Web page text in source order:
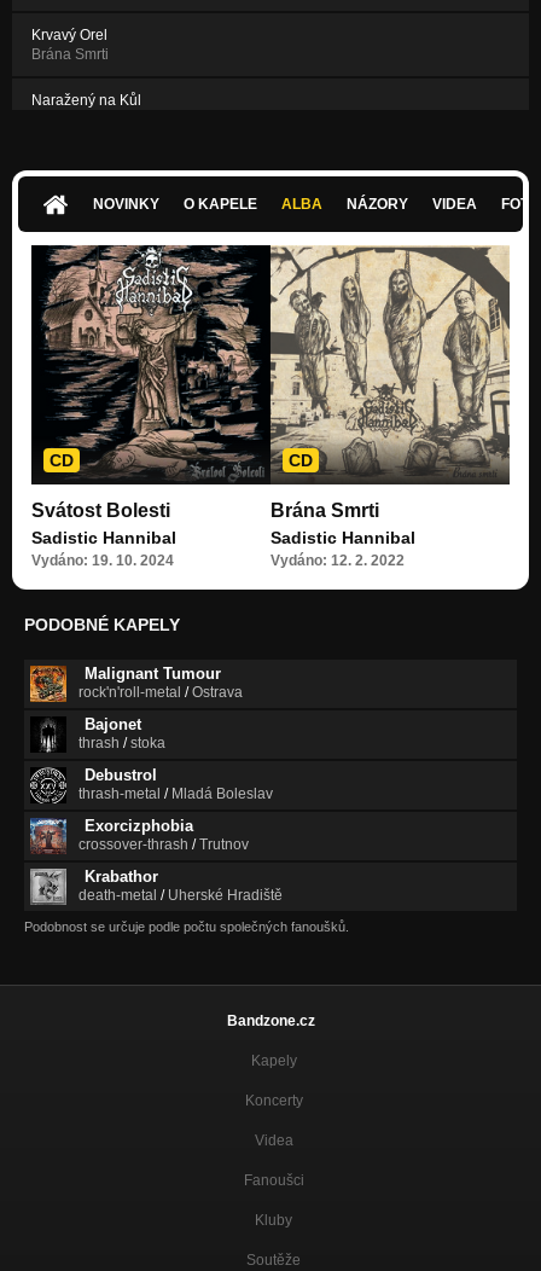
Krvavý Orel
Brána Smrti
Naražený na Kůl
NOVINKY
O KAPELE ALBA NÁZORY VIDEA
CD
Svátost Bolesti
Sadistic Hannibal
Vydáno: 19. 10. 2024
CD
Brána Smrti
Sadistic Hannibal
Vydáno: 12. 2. 2022
PODOBNÉ KAPELY
Malignant Tumour
rock'n'roll-metal /Ostrava
Bajonet
thrash /stoka
Debustrol
thrash-metal / Mladá Boleslav
Exorcizphobia
crossover-thrash /Trutnov
Krabathor
death-metal / Uherské Hradiště
Podobnost se určuje podle počtu společných fanoušků.
Bandzone.cz
Kapely
Koncerty
Videa
Fanoušci
Kluby
Soutěže